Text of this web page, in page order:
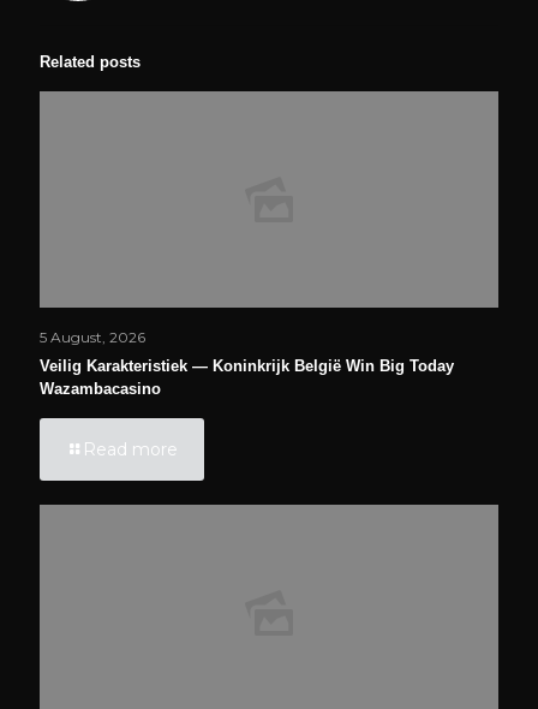
Related posts
5 August, 2026
Veilig Karakteristiek — Koninkrijk België Win Big Today
Wazambacasino
Read more